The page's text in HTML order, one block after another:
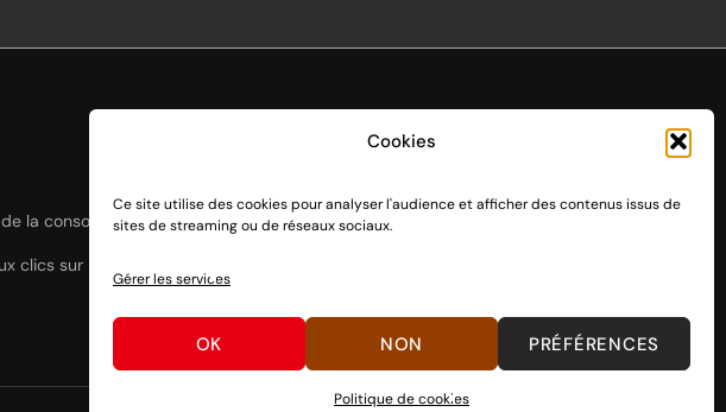
Cookies
Ce site utilise des cookies pour analyser l'audience et afficher des contenus issus de
sites de streaming ou de réseaux sociaux.
Gérer les services
OK NON PRÉFÉRENCES
Politique de cookies
la console hybride Nintendo Switch 1 et 2, sortie le 3 mars 2017.
clics sur nos liens en passant par des dons, découvrez